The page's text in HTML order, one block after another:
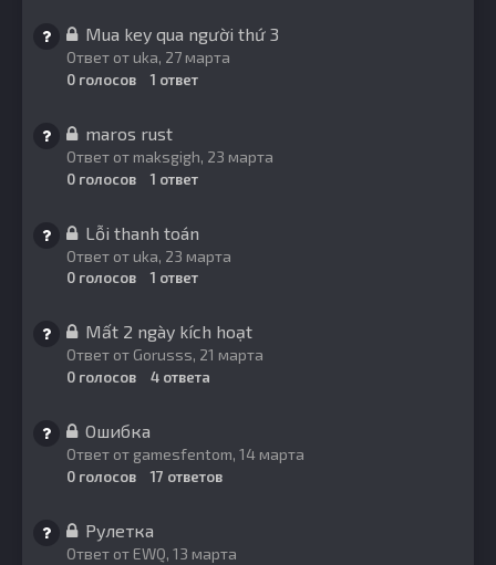
Mua key qua người thứ 3
Ответ от uka, 27 марта
0 голосов 1 ответ
maros rust
Ответ от maksgigh, 23 марта
0 голосов 1 ответ
Lỗi thanh toán
Ответ от uka, 23 марта
0 голосов 1 ответ
Mất 2 ngày kích hoạt
Ответ от Gorusss, 21 марта
0 голосов 4 ответа
Ошибка
Ответ от gamesfentom, 14 марта
0 голосов 17 ответов
Рулетка
Ответ от EWQ, 13 марта